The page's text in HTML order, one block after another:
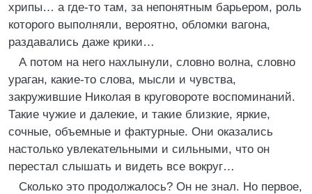
хрипы… а где-то там, за непонятным барьером, роль
которого выполняли, вероятно, обломки вагона,
раздавались даже крики…
А потом на него нахлынули, словно волна, словно
ураган, какие-то слова, мысли и чувства,
закружившие Николая в круговороте воспоминаний.
Такие чужие и далекие, и такие близкие, яркие,
сочные, объемные и фактурные. Они оказались
настолько увлекательными и сильными, что он
перестал слышать и видеть все вокруг…
Сколько это продолжалось? Он не знал. Но первое,